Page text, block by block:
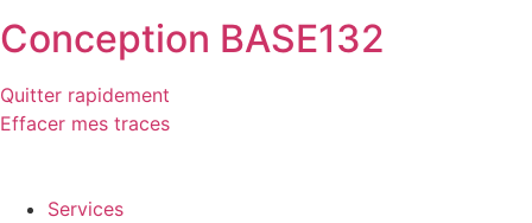
Conception BASE132
Quitter rapidement
Effacer mes traces
Services